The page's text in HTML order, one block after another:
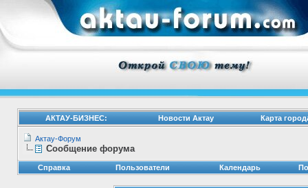
АКТАУ-БИЗНЕС: Новости Актау Карта
Актау-Форум
Сообщение форума
Справка Пользователи Календарь